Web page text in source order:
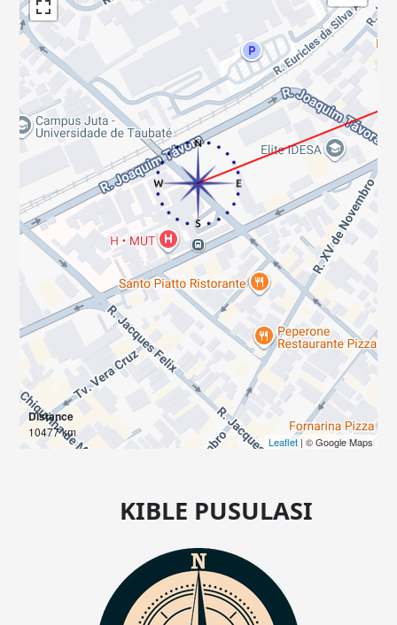
Distance
10477 km
Leaflet| © Google Maps
KIBLE PUSULASI